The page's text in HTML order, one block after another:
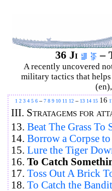
36 Ji –
A recently uncovered
military tactics that
1 2 3 4 5 6-- 7 8 9 10 11 12-- 13 14 15 16
III. Stratagems for
13. Beat The Grass To
14. Borrow a Corpse
15. Lure the Tiger
16. To Catch
17. Toss Out A Brick
18. To Catch the